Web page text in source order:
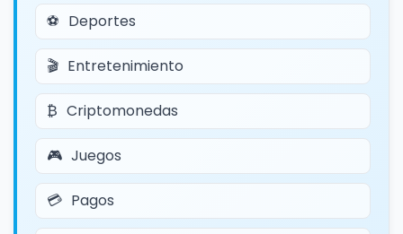
Deportes
Entretenimiento
Criptomonedas
Juegos
Pagos